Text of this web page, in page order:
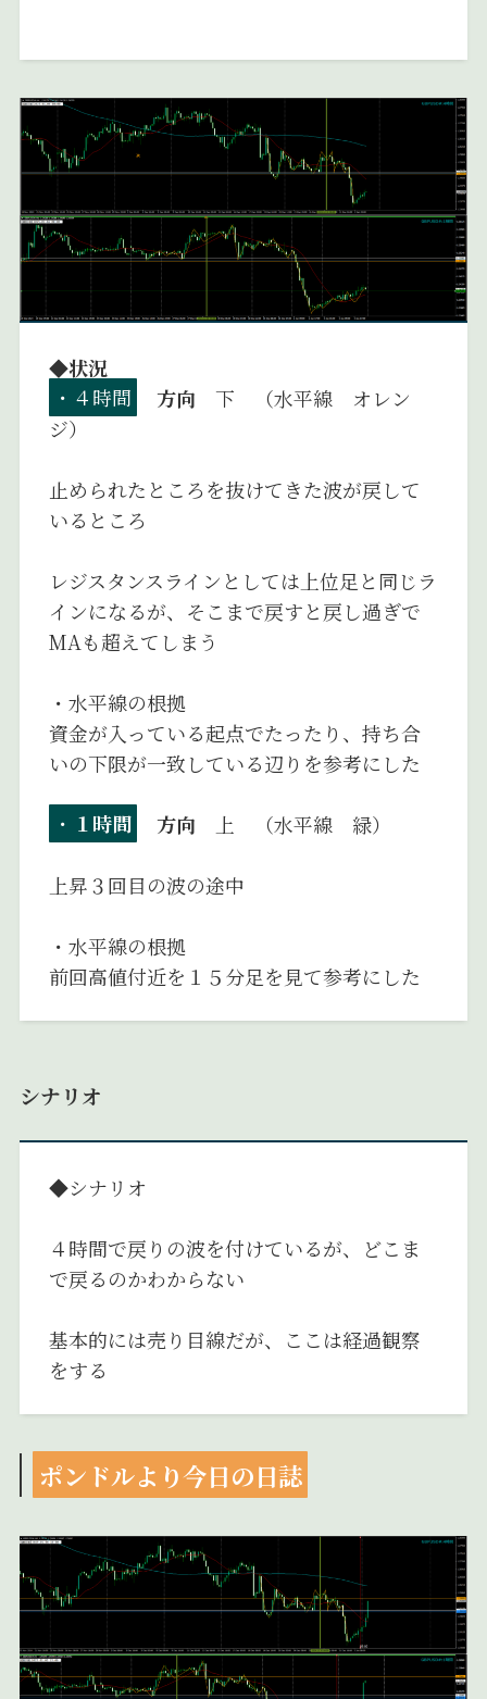
◆状況
・４時間
方向 下 （水平線 オレン
ジ）
止められたところを抜けてきた波が戻して
いるところ
レジスタンスラインとしては上位足と同じラ
インになるが、そこまで戻すと戻し過ぎで
MAも超えてしまう
・水平線の根拠
資金が入っている起点でたったり、持ち合
いの下限が一致している辺りを参考にした
・ １時間 方向 上 （水平線 緑）
上昇３回目の波の途中
・水平線の根拠
前回高値付近を１５分足を見て参考にした
シナリオ
◆シナリオ
４時間で戻りの波を付けているが、どこま
で戻るのかわからない
基本的には売り目線だが、ここは経過観察
をする
ポンドルより今日の日誌